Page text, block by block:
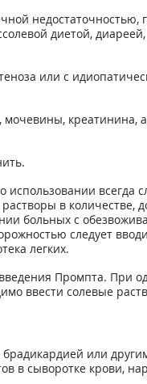
недостаточностью,
диетой,
или с
креатинина,
всегда
в количестве,
больных с
следует
легких.
Промпта. При
ввести солевые
или
в сыворотке крови,